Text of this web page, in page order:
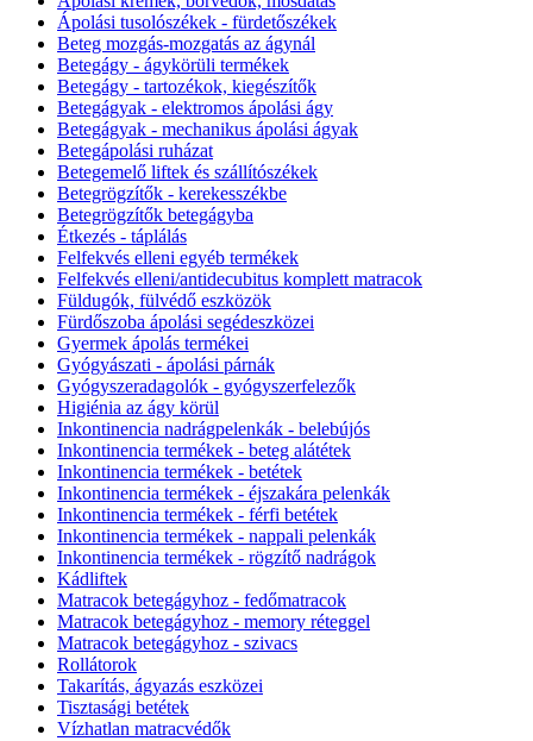
Ápolási tusolószékek - fürdetőszékek
Beteg mozgás-mozgatás az ágynál
Betegágy - ágykörüli termékek
Betegágy - tartozékok, kiegészítők
Betegágyak - elektromos ápolási ágy
Betegágyak - mechanikus ápolási ágyak
Betegápolási ruházat
Betegemelő liftek és szállítószékek
Betegrögzítők - kerekesszékbe
Betegrögzítők betegágyba
Étkezés - táplálás
Felfekvés elleni egyéb termékek
Felfekvés elleni/antidecubitus komplett matracok
Füldugók, fülvédő eszközök
Fürdőszoba ápolási segédeszközei
Gyermek ápolás termékei
Gyógyászati - ápolási párnák
Gyógyszeradagolók - gyógyszerfelezők
Higiénia az ágy körül
Inkontinencia nadrágpelenkák - belebújós
Inkontinencia termékek - beteg alátétek
Inkontinencia termékek - betétek
Inkontinencia termékek - éjszakára pelenkák
Inkontinencia termékek - férfi betétek
Inkontinencia termékek - nappali pelenkák
Inkontinencia termékek - rögzítő nadrágok
Kádliftek
Matracok betegágyhoz - fedőmatracok
Matracok betegágyhoz - memory réteggel
Matracok betegágyhoz - szivacs
Rollátorok
Takarítás, ágyazás eszközei
Tisztasági betétek
Vízhatlan matracvédők